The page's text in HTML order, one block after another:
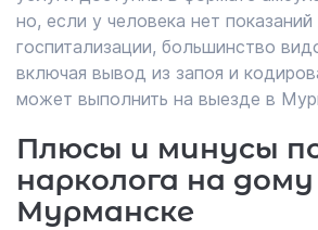
но, если у человека нет показаний
госпитализации, большинство
включая вывод из запоя и
может выполнить на выезде в
Плюсы и минусы
нарколога на дому
Мурманске